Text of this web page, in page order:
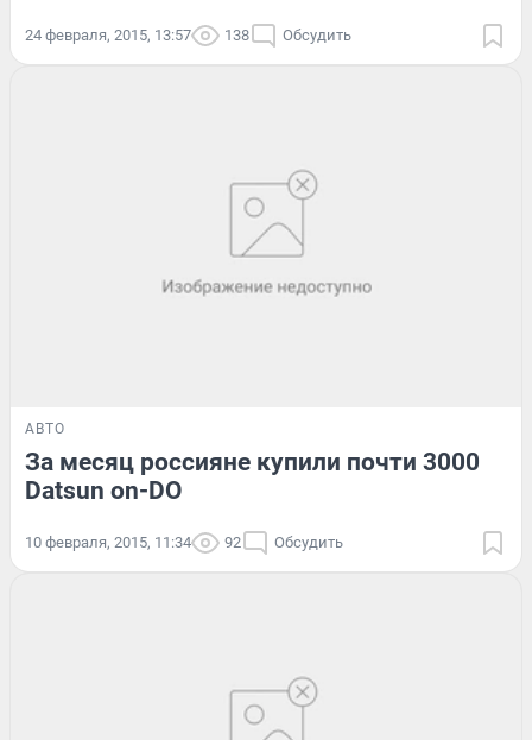
24 февраля, 2015, 13:57 138 Обсудить
АВТО
За месяц россияне купили почти 3000
Datsun on-DO
10 февраля, 2015, 11:34 92 Обсудить